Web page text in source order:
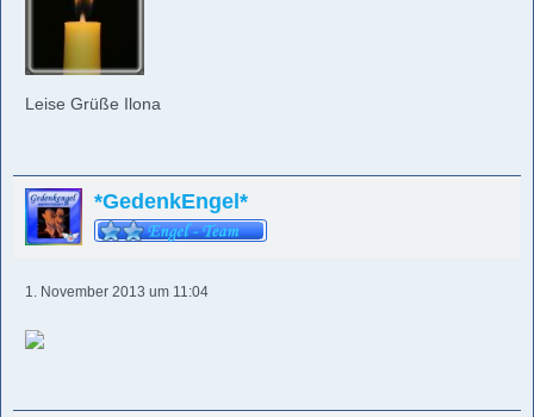
Leise Grüße Ilona
*GedenkEngel*
1. November 2013 um 11:04